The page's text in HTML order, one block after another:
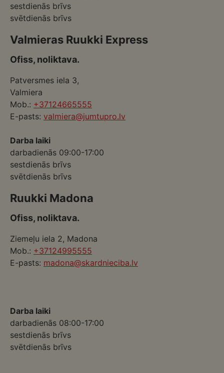
sestdienās brīvs
svētdienās brīvs
Valmieras Ruukki Express
Ofiss, noliktava.
Patversmes iela 3,
Valmiera
Mob.: +37124665555
E-pasts: valmiera@jumtupro.lv
Darba laiki
darbadienās 09:00-17:00
sestdienās brīvs
svētdienās brīvs
Ruukki Madona
Ofiss, noliktava.
Ziemeļu iela 2, Madona
Mob.: +37124995555
E-pasts: madona@skardnieciba.lv
Darba laiki
darbadienās 08:00-17:00
sestdienās brīvs
svētdienās brīvs